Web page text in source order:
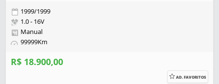
1999/1999
1.0 - 16V
Manual
99999Km
R$ 18.900,00
AD. FAVORITOS